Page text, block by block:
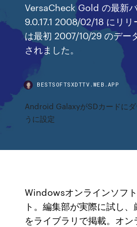
VersaCheck Gold の最新
9.0.17.1 2008/02/18 にリ
は最初 2007/10/29 のデー
されました。
BESTSOFTSXDTTV.WEB.APP
Android GalaxyがSDカードにダ
うに設定
Windowsオンラインソフ
ト。編集部が実際に試し、
をライブラリで掲載。オ